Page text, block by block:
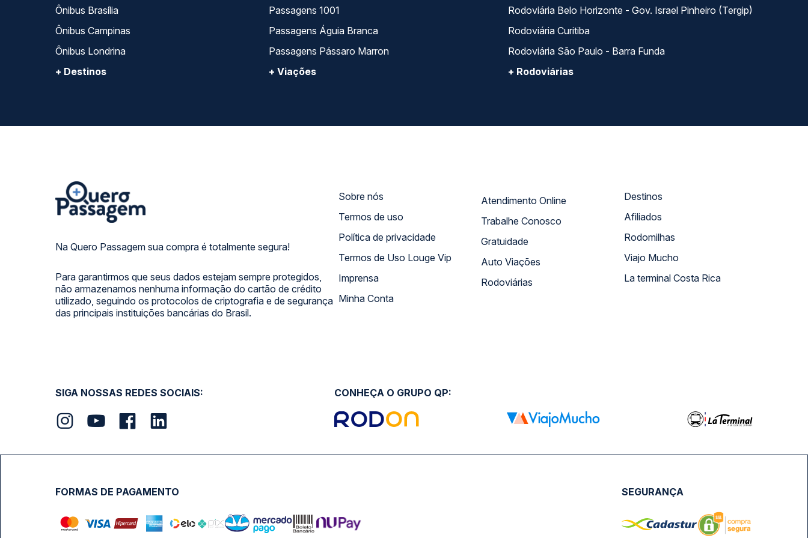
Ônibus Brasília
Ônibus Campinas
Ônibus Londrina
+ Destinos
Passagens 1001
Passagens Águia Branca
Passagens Pássaro Marron
+ Viações
Rodoviária Belo Horizonte - Gov. Israel Pinheiro (Tergip)
Rodoviária Curitiba
Rodoviária São Paulo - Barra Funda
+ Rodoviárias
Na Quero Passagem sua compra é totalmente segura!
Para garantirmos que seus dados estejam sempre protegidos,
não armazenamos nenhuma informação do cartão de crédito
utilizado, seguindo os protocolos de criptografia e de segurança
das principais instituições bancárias do Brasil.
Sobre nós
Termos de uso
Política de privacidade
Termos de Uso Louge Vip
Imprensa
Minha Conta
Atendimento Online
Trabalhe Conosco
Gratuidade
Auto Viações
Rodoviárias
Destinos
Afiliados
Rodomilhas
Viajo Mucho
La terminal Costa Rica
SIGA NOSSAS REDES SOCIAIS: CONHEÇA O GRUPO QP:
FORMAS DE PAGAMENTO SEGURANÇA